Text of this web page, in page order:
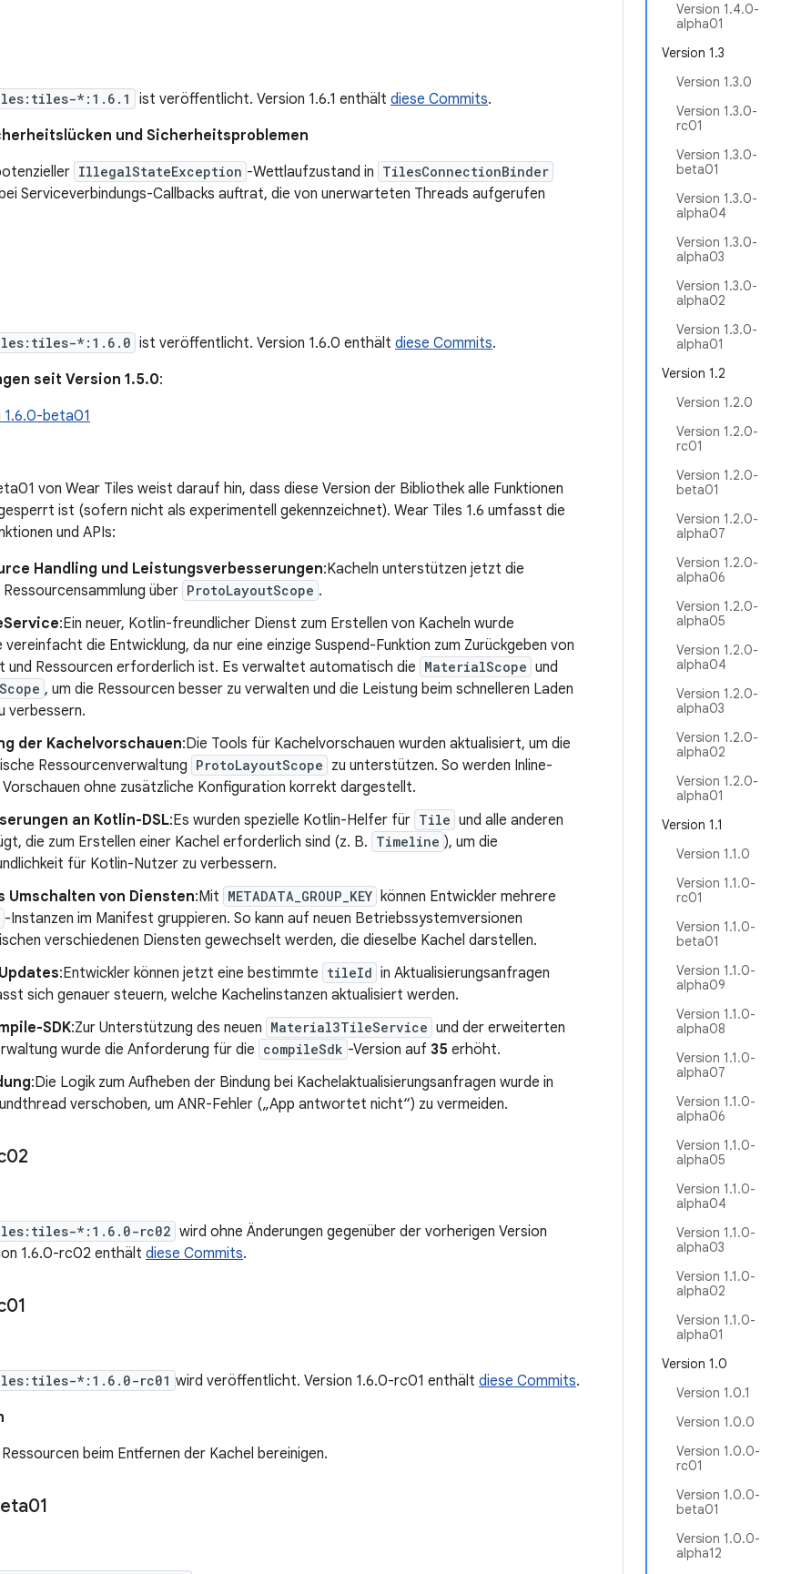
Version 1.4.0-
alpha01
Version 1.3
Version 1.3.0
Version 1.3.0-
rc01
Version 1.3.0-
beta01
Version 1.3.0-
alpha04
Version 1.3.0-
alpha03
Version 1.3.0-
alpha02
Version 1.3.0-
alpha01
Version 1.2
Version 1.2.0
Version 1.2.0-
rc01
Version 1.2.0-
beta01
Version 1.2.0-
alpha07
Version 1.2.0-
alpha06
Version 1.2.0-
alpha05
Version 1.2.0-
alpha04
Version 1.2.0-
alpha03
Version 1.2.0-
alpha02
Version 1.2.0-
alpha01
Version 1.1
Version 1.1.0
Version 1.1.0-
rc01
Version 1.1.0-
beta01
Version 1.1.0-
alpha09
Version 1.1.0-
alpha08
Version 1.1.0-
alpha07
Version 1.1.0-
alpha06
Version 1.1.0-
alpha05
Version 1.1.0-
alpha04
Version 1.1.0-
alpha03
Version 1.1.0-
alpha02
Version 1.1.0-
alpha01
Version 1.0
Version 1.0.1
Version 1.0.0
Version 1.0.0-
rc01
Version 1.0.0-
beta01
Version 1.0.0-
alpha12
*:1.6.1 ist veröffentlicht. Version 1.6.1 enthält diese Commits.
und Sicherheitsproblemen
IllegalStateException -Wettlaufzustand in TilesConnectionBinder
Serviceverbindungs-Callbacks auftrat, die von unerwarteten Threads aufgerufen
*:1.6.0 ist veröffentlicht. Version 1.6.0 enthält diese Commits.
seit Version 1.5.0:
1.6.0-beta01
von Wear Tiles weist darauf hin, dass diese Version der Bibliothek alle Funktionen
ist (sofern nicht als experimentell gekennzeichnet). Wear Tiles 1.6 umfasst die
und APIs:
Handling und Leistungsverbesserungen:Kacheln unterstützen jetzt die
über ProtoLayoutScope .
:Ein neuer, Kotlin-freundlicher Dienst zum Erstellen von Kacheln wurde
die Entwicklung, da nur eine einzige Suspend-Funktion zum Zurückgeben von
und Ressourcen erforderlich ist. Es verwaltet automatisch die MaterialScope und
, um die Ressourcen besser zu verwalten und die Leistung beim schnelleren Laden
verbessern.
der Kachelvorschauen:Die Tools für Kachelvorschauen wurden aktualisiert, um die
Ressourcenverwaltung ProtoLayoutScope zu unterstützen. So werden Inline-
Vorschauen ohne zusätzliche Konfiguration korrekt dargestellt.
an Kotlin-DSL:Es wurden spezielle Kotlin-Helfer für Tile und alle anderen
die zum Erstellen einer Kachel erforderlich sind (z. B. Timeline ), um die
für Kotlin-Nutzer zu verbessern.
Umschalten von Diensten:Mit METADATA_GROUP_KEY können Entwickler mehrere
-Instanzen im Manifest gruppieren. So kann auf neuen Betriebssystemversionen
verschiedenen Diensten gewechselt werden, die dieselbe Kachel darstellen.
:Entwickler können jetzt eine bestimmte tileId in Aktualisierungsanfragen
sich genauer steuern, welche Kachelinstanzen aktualisiert werden.
SDK:Zur Unterstützung des neuen Material3TileService und der erweiterten
wurde die Anforderung für die compileSdk -Version auf 35 erhöht.
:Die Logik zum Aufheben der Bindung bei Kachelaktualisierungsanfragen wurde in
verschoben, um ANR-Fehler („App antwortet nicht“) zu vermeiden.
*:1.6.0-rc02 wird ohne Änderungen gegenüber der vorherigen Version
1.6.0-rc02 enthält diese Commits.
*:1.6.0-rc01 wird veröffentlicht. Version 1.6.0-rc01 enthält diese Commits.
beim Entfernen der Kachel bereinigen.